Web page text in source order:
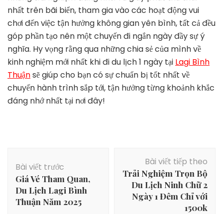
nhất trên bãi biển, tham gia vào các hoạt động vui
chơi đến việc tận hưởng không gian yên bình, tất cả đều
góp phần tạo nên một chuyến đi ngắn ngày đầy sự ý
nghĩa. Hy vọng rằng qua những chia sẻ của mình về
kinh nghiệm mới nhất khi đi du lịch 1 ngày tại Lagi Bình
Thuậnsẽ giúp cho bạn có sự chuẩn bị tốt nhất về
chuyến hành trình sắp tới, tận hưởng từng khoảnh khắc
đáng nhớ nhất tại nơi đây!
hướng
bài
viết
Bài viết trước
Giá Vé Tham Quan,
Du Lịch Lagi Bình
Thuận Năm 2025
Bài viết tiếp theo
Trải Nghiệm Trọn Bộ
Du Lịch Ninh Chữ 2
Ngày 1 Đêm Chỉ với
1500k